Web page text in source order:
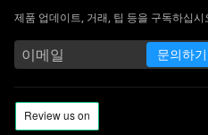
제품 업데이트, 거래, 팁 등을 구독하십시
문의하기